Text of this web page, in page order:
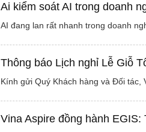
Ai kiểm soát AI trong doanh
AI đang lan rất nhanh trong doanh
Thông báo Lịch nghỉ Lễ Giỗ
Kính gửi Quý Khách hàng và Đối tác,
Vina Aspire đồng hành